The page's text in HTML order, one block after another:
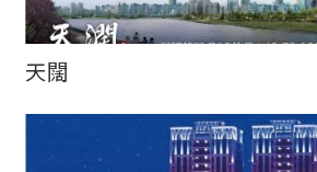
天闊